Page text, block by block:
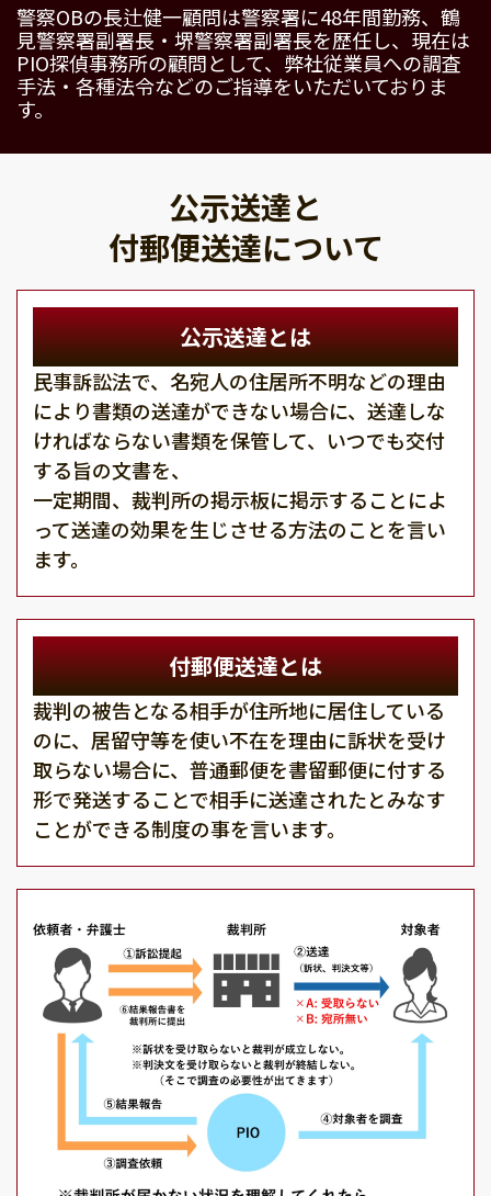
警察OBの長辻健一顧問は警察署に48年間勤務、鶴
見警察署副署長・堺警察署副署長を歴任し、現在は
PIO探偵事務所の顧問として、弊社従業員への調査
手法・各種法令などのご指導をいただいておりま
す。
公示送達と
付郵便送達について
公示送達とは
民事訴訟法で、名宛人の住居所不明などの理由
により書類の送達ができない場合に、送達しな
ければならない書類を保管して、いつでも交付
する旨の文書を、
一定期間、裁判所の掲示板に掲示することによ
って送達の効果を生じさせる方法のことを言い
ます。
付郵便送達とは
裁判の被告となる相手が住所地に居住している
のに、居留守等を使い不在を理由に訴状を受け
取らない場合に、普通郵便を書留郵便に付する
形で発送することで相手に送達されたとみなす
ことができる制度の事を言います。